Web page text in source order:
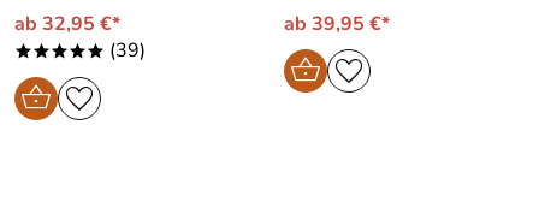
ab 32,95 €*
***** (39)
ab 39,95 €*